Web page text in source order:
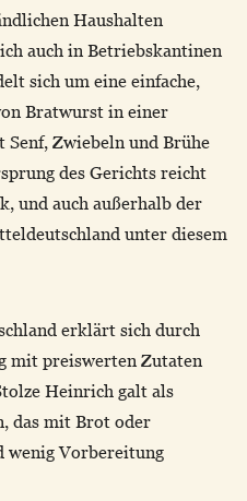
Haushalten
auch in Betriebskantinen
sich um eine einfache,
Bratwurst in einer
Senf, Zwiebeln und Brühe
des Gerichts reicht
und auch außerhalb der
unter diesem
erklärt sich durch
mit preiswerten Zutaten
Heinrich galt als
das mit Brot oder
wenig Vorbereitung